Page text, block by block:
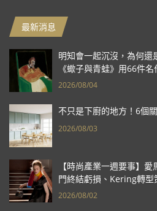
最新消息
明知會一起沉沒，為何
《蠍子與青蛙》用66件
2026/08/04
不只是下廚的地方！6個
2026/08/03
【時尚產業一週要事】
門終結虧損、Kering轉
報亮眼
2026/08/02